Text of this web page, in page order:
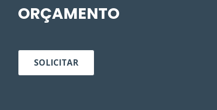
ORÇAMENTO
SOLICITAR